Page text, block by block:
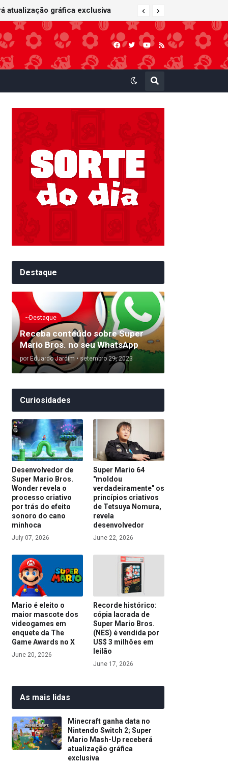
atualização gráfica exclusiva
Destaque
~Destaque
Receba conteúdo sobre Super
Mario Bros. no seu WhatsApp
por Eduardo Jardim • setembro 29, 2023
Curiosidades
Desenvolvedor de
Super Mario Bros.
Wonder revela o
processo criativo
por trás do efeito
sonoro do cano
minhoca
July 07, 2026
Super Mario 64
"moldou
verdadeiramente" os
princípios criativos
de Tetsuya Nomura,
revela
desenvolvedor
June 22, 2026
Mario é eleito o
maior mascote dos
videogames em
enquete da The
Game Awards no X
June 20, 2026
Recorde histórico:
cópia lacrada de
Super Mario Bros.
(NES) é vendida por
US$ 3 milhões em
leilão
June 17, 2026
As mais lidas
Minecraft ganha data no
Nintendo Switch 2; Super
Mario Mash-Up receberá
atualização gráfica
exclusiva